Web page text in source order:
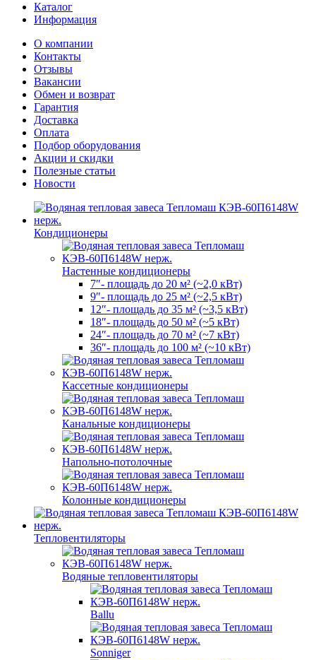
Каталог
Информация
О компании
Контакты
Отзывы
Вакансии
Обмен и возврат
Гарантия
Доставка
Оплата
Подбор оборудования
Акции и скидки
Полезные статьи
Новости
Кондиционеры
Настенные кондиционеры
7″- площадь до 20 м² (~2,0 кВт)
9″- площадь до 25 м² (~2,5 кВт)
12″- площадь до 35 м² (~3,5 кВт)
18″- площадь до 50 м² (~5 кВт)
24″- площадь до 70 м² (~7 кВт)
36″- площадь до 100 м² (~10 кВт)
Кассетные кондиционеры
Канальные кондиционеры
Напольно-потолочные
Колонные кондиционеры
Тепловентиляторы
Водяные тепловентиляторы
Ballu
Sonniger